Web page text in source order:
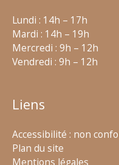
Lundi : 14h – 17h
Mardi : 14h – 19h
Mercredi : 9h – 12h
Vendredi : 9h – 12h
Liens
Accessibilité : non
Plan du site
Mentions légales